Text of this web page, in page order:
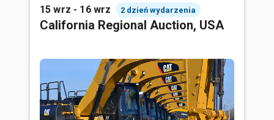
15 wrz - 16 wrz 2 dzień wydarzenia
California Regional Auction, USA